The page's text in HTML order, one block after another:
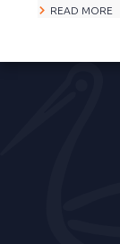
READ MORE